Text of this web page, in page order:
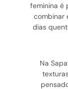
feminina é
combinar
dias
Na